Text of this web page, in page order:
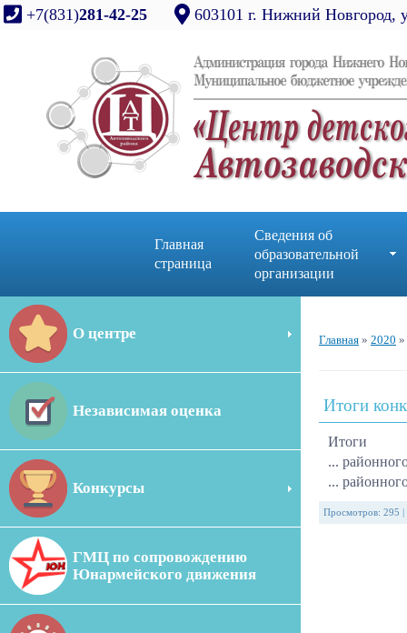
+7(831)281-42-25 603101 г. Нижний Новгород,
Главная
страница
Сведения об
образовательной
организации
О центре
Независимая оценка
Конкурсы
ГМЦ по сопровождению
Юнармейского движения
Главная » 2020 »
Итоги
Итоги
...
...
Просмотров: 295